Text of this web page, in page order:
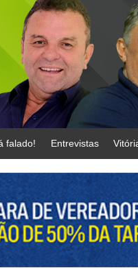
falado! Entrevistas